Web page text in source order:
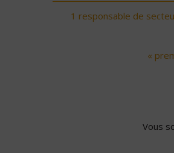
1 responsable de
«
Vous